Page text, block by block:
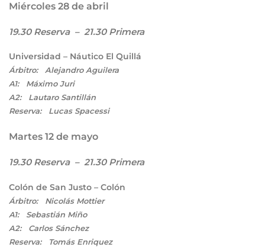
Miércoles 28 de abril
19.30 Reserva – 21.30 Primera
Universidad – Náutico El Quillá
Árbitro: Alejandro Aguilera
A1: Máximo Juri
A2: Lautaro Santillán
Reserva: Lucas Spacessi
Martes 12 de mayo
19.30 Reserva – 21.30 Primera
Colón de San Justo – Colón
Árbitro: Nicolás Mottier
A1: Sebastián Miño
A2: Carlos Sánchez
Reserva: Tomás Enriquez